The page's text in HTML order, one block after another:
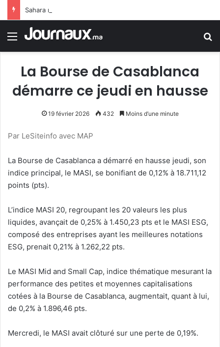
Menu
La Bourse de Casablanca
démarre ce jeudi en hausse
19 février 2026 432 Moins d’une minute
Par LeSiteinfo avec MAP
La Bourse de Casablanca a démarré en hausse jeudi, son
indice principal, le MASI, se bonifiant de 0,12% à 18.711,12
points (pts).
L’indice MASI 20, regroupant les 20 valeurs les plus
liquides, avançait de 0,25% à 1.450,23 pts et le MASI ESG,
composé des entreprises ayant les meilleures notations
ESG, prenait 0,21% à 1.262,22 pts.
Le MASI Mid and Small Cap, indice thématique mesurant la
performance des petites et moyennes capitalisations
cotées à la Bourse de Casablanca, augmentait, quant à lui,
de 0,2% à 1.896,46 pts.
Mercredi, le MASI avait clôturé sur une perte de 0,19%.